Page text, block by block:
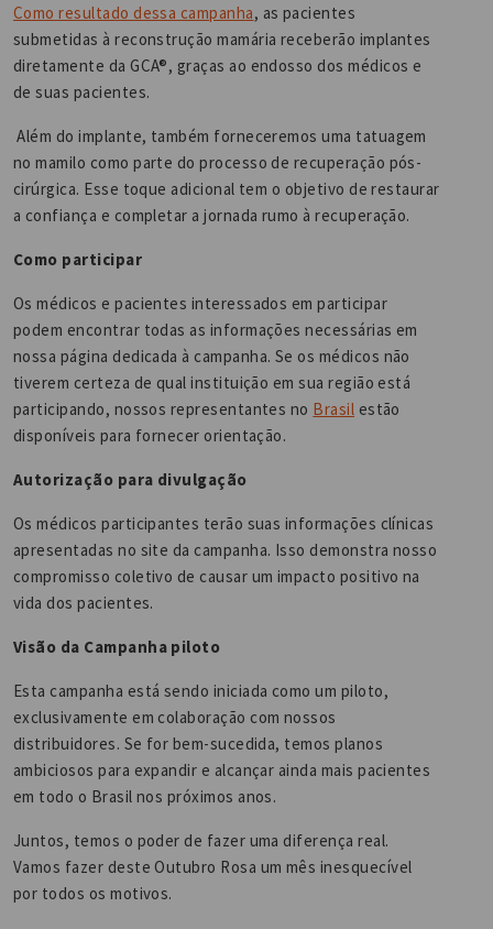
Como resultado dessa campanha, as pacientes
submetidas à reconstrução mamária receberão implantes
diretamente da GCA®, graças ao endosso dos médicos e
de suas pacientes.
Além do implante, também forneceremos uma tatuagem
no mamilo como parte do processo de recuperação pós-
cirúrgica. Esse toque adicional tem o objetivo de restaurar
a confiança e completar a jornada rumo à recuperação.
Como participar
Os médicos e pacientes interessados em participar
podem encontrar todas as informações necessárias em
nossa página dedicada à campanha. Se os médicos não
tiverem certeza de qual instituição em sua região está
participando, nossos representantes no Brasil estão
disponíveis para fornecer orientação.
Autorização para divulgação
Os médicos participantes terão suas informações clínicas
apresentadas no site da campanha. Isso demonstra nosso
compromisso coletivo de causar um impacto positivo na
vida dos pacientes.
Visão da Campanha piloto
Esta campanha está sendo iniciada como um piloto,
exclusivamente em colaboração com nossos
distribuidores. Se for bem-sucedida, temos planos
ambiciosos para expandir e alcançar ainda mais pacientes
em todo o Brasil nos próximos anos.
Juntos, temos o poder de fazer uma diferença real.
Vamos fazer deste Outubro Rosa um mês inesquecível
por todos os motivos.